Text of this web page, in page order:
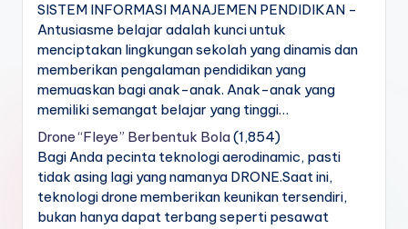
SISTEM INFORMASI MANAJEMEN PENDIDIKAN -
Antusiasme belajar adalah kunci untuk
menciptakan lingkungan sekolah yang dinamis dan
memberikan pengalaman pendidikan yang
memuaskan bagi anak-anak. Anak-anak yang
memiliki semangat belajar yang tinggi…
Drone “Fleye” Berbentuk Bola(1,854)
Bagi Anda pecinta teknologi aerodinamic, pasti
tidak asing lagi yang namanya DRONE.Saat ini,
teknologi drone memberikan keunikan tersendiri,
bukan hanya dapat terbang seperti pesawat